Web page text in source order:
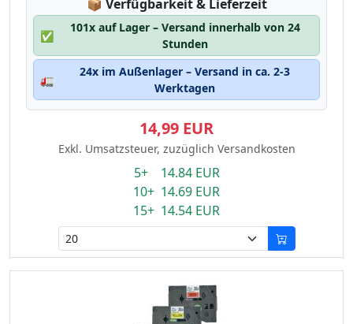
📦 Verfügbarkeit & Lieferzeit
✅
101x auf Lager – Versand innerhalb von 24
Stunden
🚛
24x im Außenlager – Versand in ca. 2-3
Werktagen
14,99 EUR
Exkl. Umsatzsteuer, zuzüglich Versandkosten
5+ 14.84 EUR
10+ 14.69 EUR
15+ 14.54 EUR